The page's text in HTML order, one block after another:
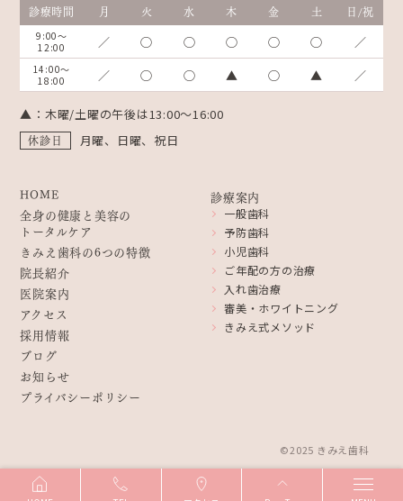
診療時間 月 火 水 木 金 土 日/祝
9:00～
12:00
／ ◯ ◯ ◯ ◯ ◯ ／
14:00～
18:00
／ ◯ ◯ ▲ ◯ ▲ ／
▲：木曜/土曜の午後は13:00〜16:00
休診日
月曜、日曜、祝日
HOME
全身の健康と美容の
トータルケア
きみえ歯科の6つの特徴
院長紹介
医院案内
アクセス
採用情報
ブログ
お知らせ
プライバシーポリシー
診療案内
一般歯科
予防歯科
小児歯科
ご年配の方の治療
入れ歯治療
審美・ホワイトニング
きみえ式メソッド
©2025 きみえ歯科